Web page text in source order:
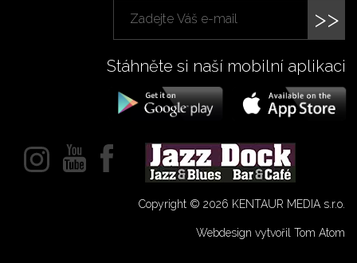
>>
Stáhněte si naší mobilní aplikaci
Copyright © 2026 KENTAUR MEDIA s.r.o.
Webdesign vytvořil Tom Atom